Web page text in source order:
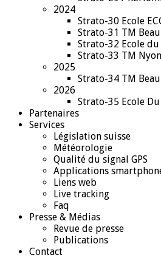
2024
Strato-30 Ecole
Strato-31 TM
Strato-32 Ecole du
Strato-33 TM Nyon
2025
Strato-34 TM
2026
Strato-35 Ecole Du
Partenaires
Services
Législation suisse
Météorologie
Qualité du signal GPS
Applications
Liens web
Live tracking
Faq
Presse & Médias
Revue de presse
Publications
Contact